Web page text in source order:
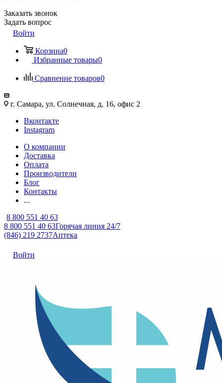
Заказать звонок
Задать вопрос
Войти
Корзина0
Избранные товары0
Сравнение товаров0
г. Самара, ул. Солнечная, д. 16, офис 2
Вконтакте
Instagram
О компании
Доставка
Оплата
Производители
Блог
Контакты
...
8 800 551 40 63
8 800 551 40 63Горячая линия 24/7
(846) 219 2737Аптека
Войти